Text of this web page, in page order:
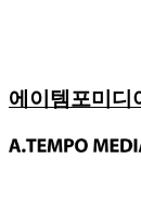
에이템포미디